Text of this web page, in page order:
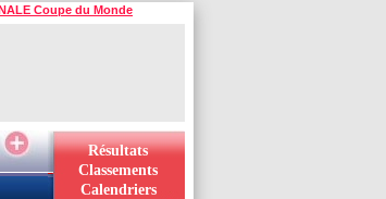
Coupe du Monde
Résultats
Classements
Calendriers